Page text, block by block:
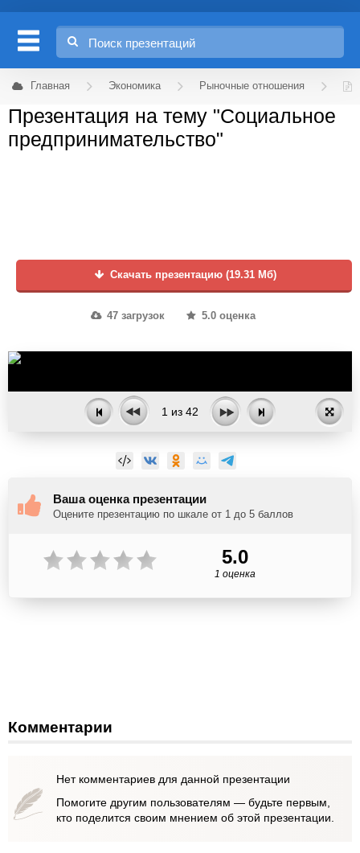
Главная Экономика Рыночные отношения
Презентация на тему "Социальное
предпринимательство"
Скачать презентацию (19.31 Мб)
47 загрузок 5.0 оценка
1 из 42
Ваша оценка презентации
Оцените презентацию по шкале от 1 до 5 баллов
5.0
1 оценка
Комментарии
Нет комментариев для данной презентации
Помогите другим пользователям — будьте первым,
кто поделится своим мнением об этой презентации.